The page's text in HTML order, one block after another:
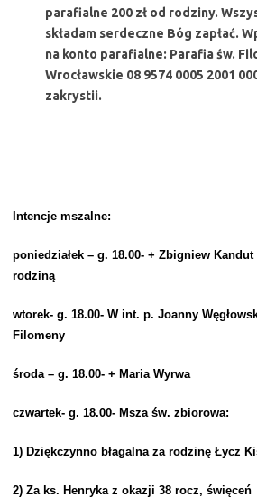
parafialne 200 zł od rodziny.
składam serdeczne Bóg zapłać.
na konto parafialne: Parafia św.
Wrocławskie 08 9574 0005 2001
zakrystii.
Intencje mszalne:
poniedziałek – g. 18.00- + Zbigniew
rodziną
wtorek- g. 18.00- W int. p. Joanny
Filomeny
środa – g. 18.00- + Maria Wyrwa
czwartek- g. 18.00- Msza św. zbiorowa:
1) Dziękczynno błagalna za rodzinę Łycz
2) Za ks. Henryka z okazji 38 rocz, święceń